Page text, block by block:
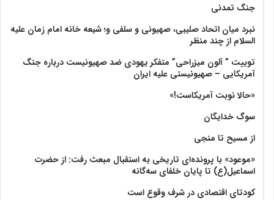
جنگ تمدنی
نبرد میان اتحاد صلیبی، صهیونی و سلفی و؛ شیعه خانه امام زمان علیه
السلام از چند منظر
توییت ” آلون میزراحی” متفکر یهودی ضد صهیونیست درباره جنگ
آمریکایی – صهیونیستی علیه ایران
«حالا نوبت آمریکاست!»
سوگ خدایگان
از مسیح تا منجی
«موعود» با پرونده‌ای تاریخی به استقبال مبعث رفت: از حضرت
اسماعیل(ع) تا پایان خلفای سه‌گانه
کودتای اقتصادی در شرف وقوع است